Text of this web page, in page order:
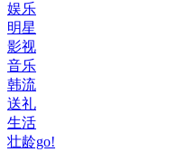
娱乐
明星
影视
音乐
韩流
送礼
生活
壮龄go!